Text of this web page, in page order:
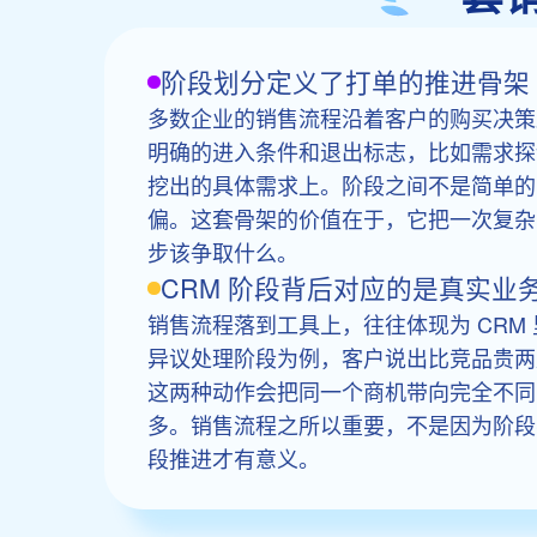
阶段划分定义了打单的推进骨架
多数企业的销售流程沿着客户的购买决
明确的进入条件和退出标志，比如需求
挖出的具体需求上。阶段之间不是简单
偏。这套骨架的价值在于，它把一次复
步该争取什么。
CRM 阶段背后对应的是真实业
销售流程落到工具上，往往体现为
异议处理阶段为例，客户说出比竞品贵
这两种动作会把同一个商机带向完全不
多。销售流程之所以重要，不是因为阶
段推进才有意义。